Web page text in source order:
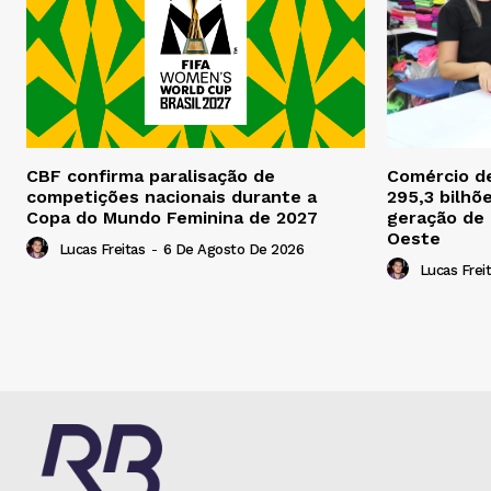
CBF confirma paralisação de
competições nacionais durante a
Copa do Mundo Feminina de 2027
Lucas Freitas - 6 De Agosto De 2026
Comércio
295,3
geração
Oeste
Lucas